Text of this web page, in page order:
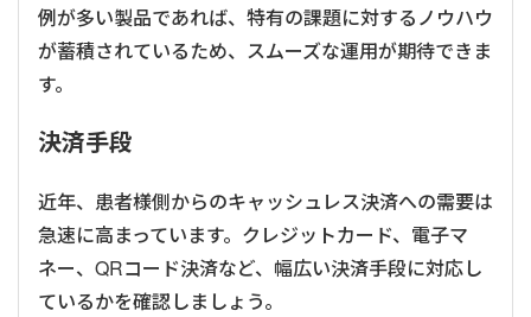
例が多い製品であれば、特有の課題に対するノウハウ
が蓄積されているため、スムーズな運用が期待できま
す。
決済手段
近年、患者様側からのキャッシュレス決済への需要は
急速に高まっています。クレジットカード、電子マ
ネー、QRコード決済など、幅広い決済手段に対応し
ているかを確認しましょう。